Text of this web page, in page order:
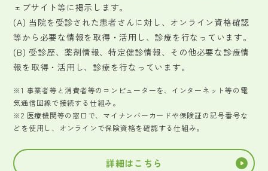
ェブサイト等に掲示します。
(A) 当院を受診された患者さんに対し、オンライン資格確認
等から必要な情報を取得・活用し、診療を行なっています。
(B) 受診歴、薬剤情報、特定健診情報、その他必要な診療情
報を取得・活用し、診療を行なっています。
※1 事業者等と消費者等のコンピューターを、インターネット等の電
気通信回線で接続する仕組み。
※2 医療機関等の窓口で、マイナンバーカードや保険証の記号番号な
どを使用し、オンラインで保険資格を確認する仕組み。
詳細はこちら